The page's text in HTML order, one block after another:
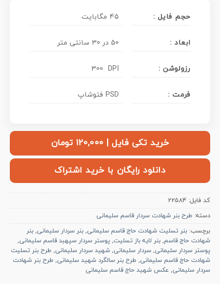
حجم فایل : 45 مگابایت
ابعاد : 50 در 30 سانتی متر
رزولوشن : 300 DPI
فرمت : PSD فتوشاپ
خرید تکی فایل | ۱۲۰,۰۰۰ تومان
دانلود رایگان با خرید اشتراک
کد فایل: 22584
دسته: طرح بنر شهادت سردار قاسم سلیمانی
برچسب: بنر تسلیت شهادت حاج قاسم سلیمانی, بنر سردار سلیمانی, بنر
شهادت حاج قاسم, بنر لایه باز تسلیت, پوستر سردار سپهبد قاسم سلیمانی,
پوستر سردار سلیمانی, سردار سلیمانی, شهید سردار سلیمانی, طرح بنر تسلیت
شهادت حاج قاسم سلیمانی, طرح بنر سالگرد شهید سلیمانی, طرح بنر شهادت
سردار سلیمانی, عکس شهید حاج قاسم سلیمانی